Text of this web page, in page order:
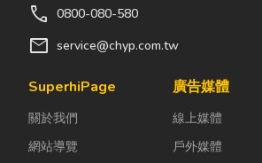
call 0800-080-580
mail service@chyp.com.tw
SuperhiPage
關於我們
網站導覽
廣告媒體
線上媒體
戶外媒體